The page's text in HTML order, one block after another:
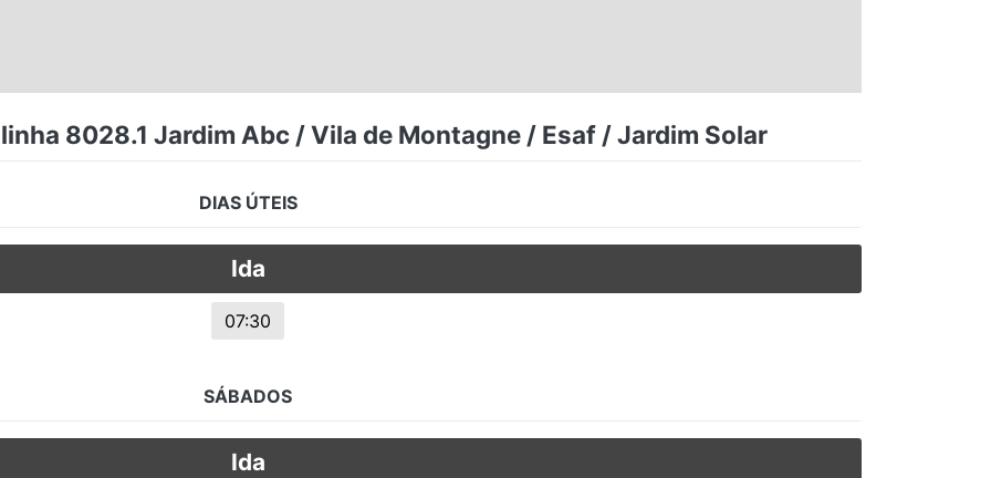
8028.1 Jardim Abc / Vila de Montagne / Esaf / Jardim Solar
DIAS ÚTEIS
Ida
07:30
SÁBADOS
Ida